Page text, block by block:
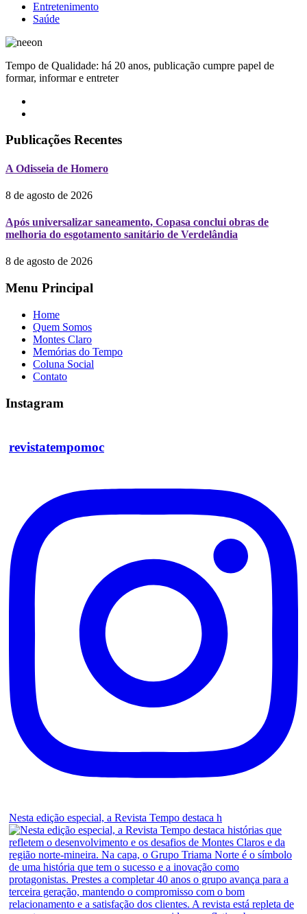
Entretenimento
Saúde
Tempo de Qualidade: há 20 anos, publicação cumpre papel de
formar, informar e entreter
Publicações Recentes
A Odisseia de Homero
8 de agosto de 2026
Após universalizar saneamento, Copasa conclui obras de
melhoria do esgotamento sanitário de Verdelândia
8 de agosto de 2026
Menu Principal
Home
Quem Somos
Montes Claro
Memórias do Tempo
Coluna Social
Contato
Instagram
revistatempomoc
Nesta edição especial, a Revista Tempo destaca h